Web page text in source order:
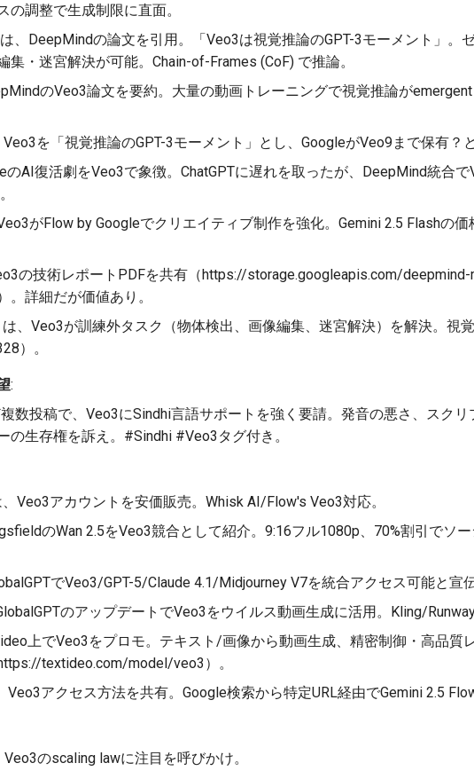
の調整で生成制限に直面。
は、DeepMindの論文を引用。「Veo3は視覚推論のGPT-3モーメント」。
集・迷宮解決が可能。Chain-of-Frames (CoF) で推論。
のVeo3論文を要約。大量の動画トレーニングで視覚推論が
Veo3を「視覚推論のGPT-3モーメント」とし、GoogleがVeo9まで保有？
のAI復活劇をVeo3で象徴。ChatGPTに遅れを取ったが、DeepMind統合
がFlow by Googleでクリエイティブ制作を強化。Gemini 2.5 Flashの価
の技術レポートPDFを共有（https://storage.googleapis.com/
。詳細だが価値あり。
は、Veo3が訓練外タスク（物体検出、画像編集、迷宮解決）を解決。視
）。
:
数投稿で、Veo3にSindhi言語サポートを強く要請。発音の悪さ、スク
の生存権を訴え。#Sindhi #Veo3タグ付き。
、Veo3アカウントを安価販売。Whisk AI/Flow's Veo3対応。
のWan 2.5をVeo3競合として紹介。9:16フル1080p、70%割引でソ
でVeo3/GPT-5/Claude 4.1/Midjourney V7を統合アクセス可能と宣伝
のアップデートでVeo3をウイルス動画生成に活用。Kling/
上でVeo3をプロモ。テキスト/画像から動画生成、精密制御・高品質
textideo.com/model/veo3）。
Veo3アクセス方法を共有。Google検索から特定URL経由でGemini 2.5
Veo3のscaling lawに注目を呼びかけ。